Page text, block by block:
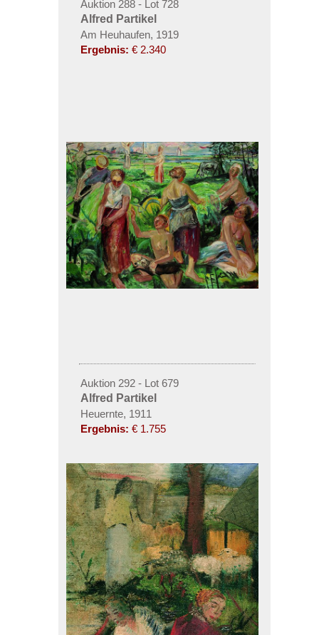
Auktion 288 - Lot 728
Alfred Partikel
Am Heuhaufen, 1919
Ergebnis: € 2.340
Auktion 292 - Lot 679
Alfred Partikel
Heuernte, 1911
Ergebnis: € 1.755